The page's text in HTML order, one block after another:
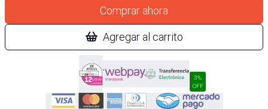
Comprar ahora
Agregar al carrito
3%
OFF